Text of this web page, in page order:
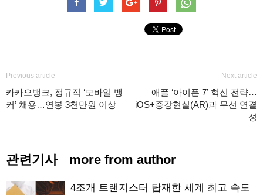
Previous article
카카오뱅크, 정규직 ‘모바일 뱅
커’ 채용…연봉 3천만원 이상
Next article
애플 ‘아이폰 7’ 혁신 전략…
iOS+증강현실(AR)과 무선 연결
성
관련기사 more from author
4조개 트랜지스터 탑재한 세계 최고 속도